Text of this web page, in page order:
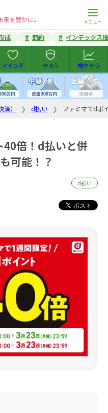
を豊かに。
成 節約 インデックス
マインド 守ろう 増やそう
） d払い ファミマでdポ
40倍！d払いと併
可能！？
d払い